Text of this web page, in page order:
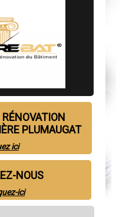
RÉNOVATION
PLUMAUGAT
ici
NOUS
ici